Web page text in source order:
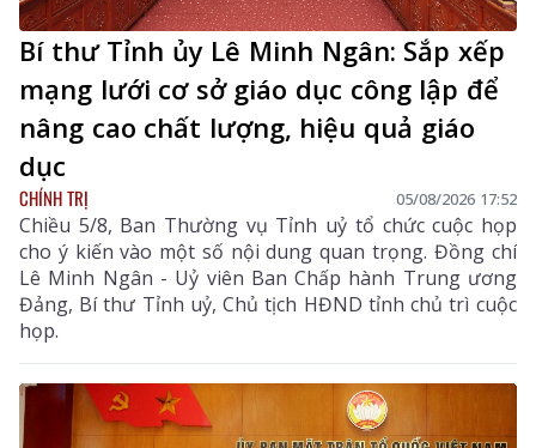
Bí thư Tỉnh ủy Lê Minh Ngân: Sắp xếp
mạng lưới cơ sở giáo dục công lập để
nâng cao chất lượng, hiệu quả giáo
dục
CHÍNH TRỊ 05/08/2026 17:52
Chiều 5/8, Ban Thường vụ Tỉnh uỷ tổ chức cuộc họp
cho ý kiến vào một số nội dung quan trọng. Đồng chí
Lê Minh Ngân - Uỷ viên Ban Chấp hành Trung ương
Đảng, Bí thư Tỉnh uỷ, Chủ tịch HĐND tỉnh chủ trì cuộc
họp.